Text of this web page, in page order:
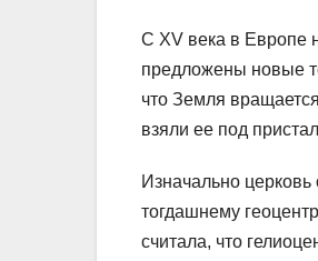
С XV века в Европе
предложены новые
что Земля
взяли ее под
Изначально церковь
тогдашнему
считала, что